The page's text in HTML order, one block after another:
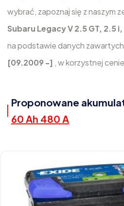
wybrać, zapoznaj się z naszym
Subaru Legacy V 2.5 GT, 2.5
na podstawie danych
[09.2009 -] , w korzystnej
Proponowane
60 Ah 480 A